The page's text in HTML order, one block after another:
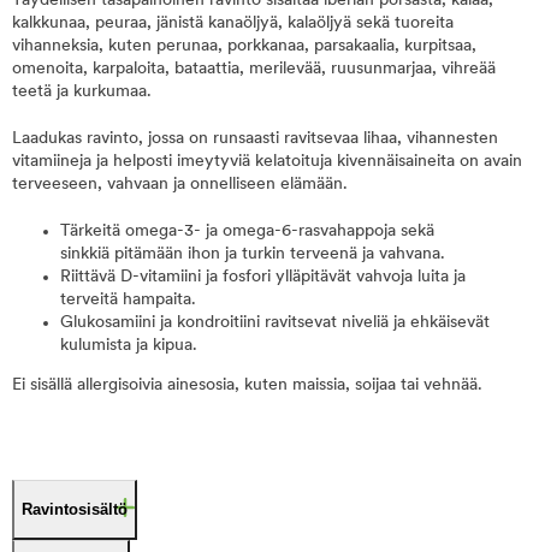
kalkkunaa, peuraa, jänistä kanaöljyä, kalaöljyä sekä tuoreita
vihanneksia, kuten perunaa, porkkanaa, parsakaalia, kurpitsaa,
omenoita, karpaloita, bataattia, merilevää, ruusunmarjaa, vihreää
teetä ja kurkumaa.
Laadukas ravinto, jossa on runsaasti ravitsevaa lihaa, vihannesten
vitamiineja ja helposti imeytyviä kelatoituja kivennäisaineita on avain
terveeseen, vahvaan ja onnelliseen elämään.
Tärkeitä omega-3- ja omega-6-rasvahappoja sekä
sinkkiä pitämään ihon ja turkin terveenä ja vahvana.
Riittävä D-vitamiini ja fosfori ylläpitävät vahvoja luita ja
terveitä hampaita.
Glukosamiini ja kondroitiini ravitsevat niveliä ja ehkäisevät
kulumista ja kipua.
Ei sisällä allergisoivia ainesosia, kuten maissia, soijaa tai vehnää.
Ravintosisältö